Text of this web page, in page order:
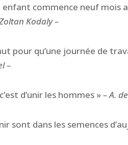
enfant commence neuf mois
Kodaly –
pour qu’une journée de
–
d’unir les hommes »– A.
sont dans les semences